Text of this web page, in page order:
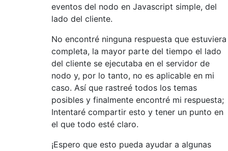
eventos del nodo en Javascript simple, del
lado del cliente.
No encontré ninguna respuesta que estuviera
completa, la mayor parte del tiempo el lado
del cliente se ejecutaba en el servidor de
nodo y, por lo tanto, no es aplicable en mi
caso. Así que rastreé todos los temas
posibles y finalmente encontré mi respuesta;
Intentaré compartir esto y tener un punto en
el que todo esté claro.
¡Espero que esto pueda ayudar a algunas